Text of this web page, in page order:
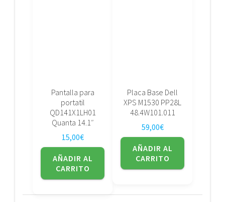
Pantalla para
portatil
QD141X1LH01
Quanta 14.1″
15,00€
AÑADIR AL
CARRITO
Placa Base Dell
XPS M1530 PP28L
48.4W101.011
59,00€
AÑADIR AL
CARRITO